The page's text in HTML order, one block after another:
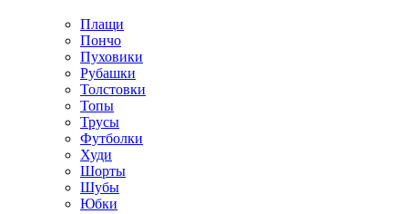
Плащи
Пончо
Пуховики
Рубашки
Толстовки
Топы
Трусы
Футболки
Худи
Шорты
Шубы
Юбки